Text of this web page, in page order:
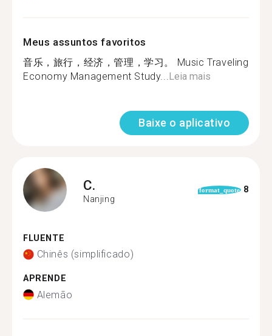
Meus assuntos favoritos
音乐，旅行，经济，管理，学习。 Music Traveling
Economy Management Study... Leia mais
Baixe o aplicativo
C.
Nanjing
format_quote 8
FLUENTE
Chinês (simplificado)
APRENDE
Alemão